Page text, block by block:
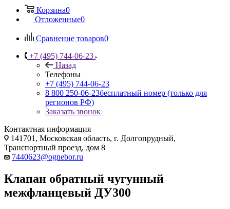
Корзина0
Отложенные0
Сравнение товаров0
+7 (495) 744-06-23
Назад
Телефоны
+7 (495) 744-06-23
8 800 250-06-23бесплатный номер (только для
регионов РФ)
Заказать звонок
Контактная информация
141701, Московская область, г. Долгопрудный,
Транспортный проезд, дом 8
7440623@ognebor.ru
Клапан обратный чугунный
межфланцевый ДУ300